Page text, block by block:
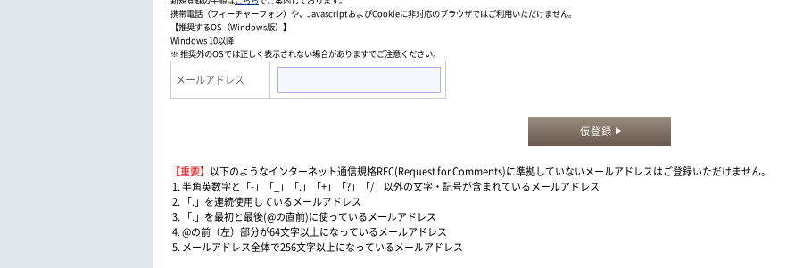
携帯電話（フィーチャーフォン）や、JavascriptおよびCookieに非対応のブラウザではご利用いただけません。
【推奨するOS（Windows版）】
Windows 10以降
※ 推奨外のOSでは正しく表示されない場合がありますでご注意ください。
メールアドレス
仮登録
【重要】 以下のようなインターネット通信規格RFC(Request for Comments)に準拠していないメールアドレスはご登録いただけません。
1. 半角英数字と「-」「_」「.」「+」「?」「/」以外の文字・記号が含まれているメールアドレス
2. 「.」を連続使用しているメールアドレス
3. 「.」を最初と最後(@の直前)に使っているメールアドレス
4. @の前（左）部分が64文字以上になっているメールアドレス
5. メールアドレス全体で256文字以上になっているメールアドレス